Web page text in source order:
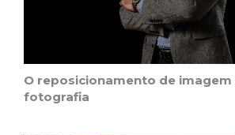
O reposicionamento de imagem
fotografia